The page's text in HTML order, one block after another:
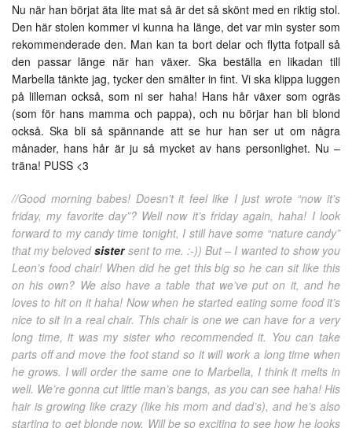
Nu när han börjat äta lite mat så är det så skönt med en riktig stol.
Den här stolen kommer vi kunna ha länge, det var min syster som
rekommenderade den. Man kan ta bort delar och flytta fotpall så
den passar länge när han växer. Ska beställa en likadan till
Marbella tänkte jag, tycker den smälter in fint. Vi ska klippa luggen
på lilleman också, som ni ser haha! Hans hår växer som ogräs
(som för hans mamma och pappa), och nu börjar han bli blond
också. Ska bli så spännande att se hur han ser ut om några
månader, hans hår är ju så mycket av hans personlighet. Nu –
träna! PUSS <3
//Good morning babes! Doesn’t it feel like I just wrote “now it’s
friday, my favorite day”? Well now it’s friday again, haha! I look
forward to my candy time tonight, I still have some “nature candy”
that my belovedsistersent to me. :-)) But – I wanted to show you
Leon’s food chair! When did he get this big so he can sit like this
on his own? We also have a table that we’ve put on it, and he
loves to hit on it haha! Now when he started eating some food it’s
nice to sit in a real chair. This chair is one we can have for a very
long time, it was my sister who recommended it. You can take
parts off and move the foot stand so it will work a long time when
he grows. I will order the same one to Marbella, I think it melts in
well. We’re gonna cut little man’s bangs, as you can see haha! His
hair is growing like crazy (like his mom and dad’s), and he’s also
starting to get blonde now. Will be so exciting to see how he looks